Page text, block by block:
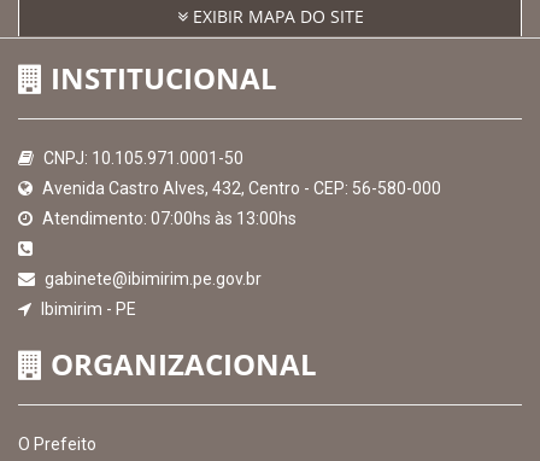
Hora:
de 2026
MAPA DO SITE
INSTITUCIONAL
Atendimento: 07:00hs às 13:00hs